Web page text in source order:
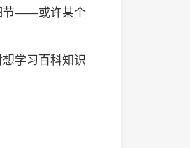
节——或许某个
学习百科知识